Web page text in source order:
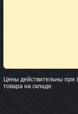
Цены действительны при
товара на складе.